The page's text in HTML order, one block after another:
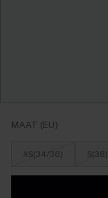
MAAT (EU)
XS(34/36) S(38)